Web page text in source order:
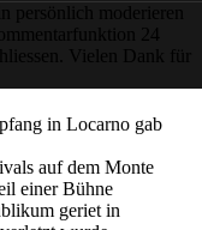
moderieren
24
Vielen Dank für
in Locarno gab
auf dem Monte
einer Bühne
geriet in